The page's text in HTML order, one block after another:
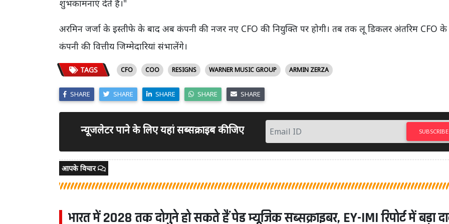
शुभकामनाएं देते हैं।"
अरमिन जर्जा के इस्तीफे के बाद अब कंपनी की नजर नए CFO की नियुक्ति पर होगी। तब तक लू डिकलर अंतरिम CFO के
कंपनी की वित्तीय जिम्मेदारियां संभालेंगे।
TAGS CFO COO RESIGNS WARNER MUSIC GROUP ARMIN ZERZA
SHARE SHARE SHARE SHARE SHARE
न्यूजलेटर पाने के लिए यहां सब्सक्राइब कीजिए SUBSCRIBE
आपके विचार
भारत में 2028 तक दोगुने हो सकते हैं पेड म्यूजिक सब्सक्राइबर, EY-IMI रिपोर्ट में बड़ा